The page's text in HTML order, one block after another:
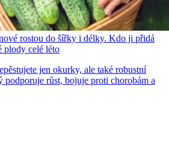
rostou do šířky i délky. Kdo ji přidá
plody celé léto
jen okurky, ale také robustní
podporuje růst, bojuje proti chorobám a